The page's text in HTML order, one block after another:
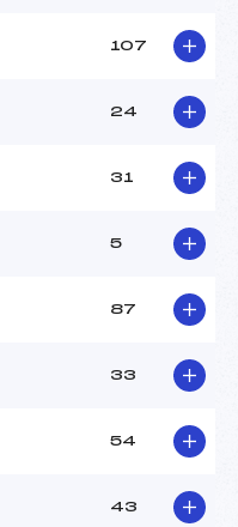
107
24
31
5
87
33
54
43